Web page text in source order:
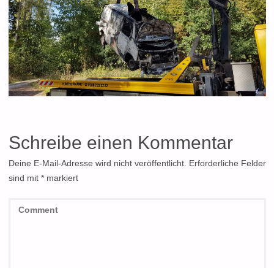
Schreibe einen Kommentar
Deine E-Mail-Adresse wird nicht veröffentlicht. Erforderliche Felder
sind mit *markiert